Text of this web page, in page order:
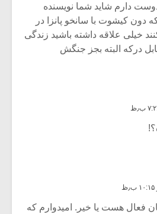
دارم شاید شما نویسنده
کیشوت با سانخو پانزا در
خیلی علاقه داشته باشید زندگی
درکه البته بجز جنگش
فعال هست یا خیر. امیدوارم که